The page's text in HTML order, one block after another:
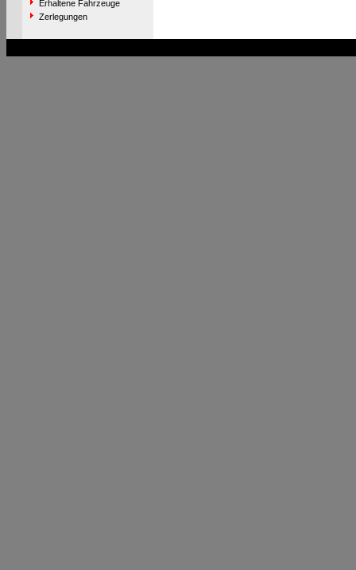
Erhaltene Fahrzeuge
Zerlegungen